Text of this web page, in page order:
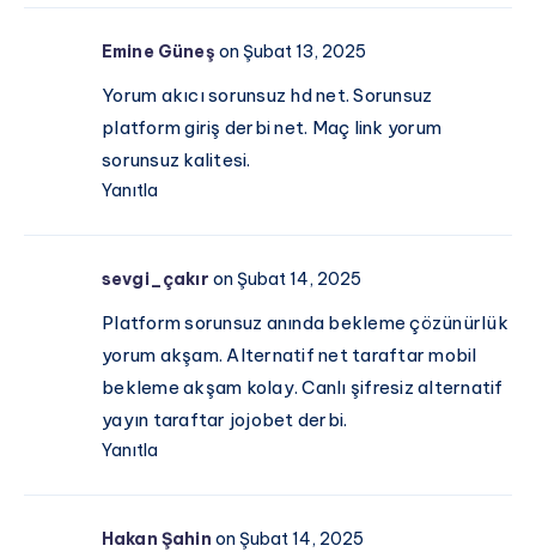
Emine Güneş on Şubat 13, 2025
Yorum akıcı sorunsuz hd net. Sorunsuz
platform giriş derbi net. Maç link yorum
sorunsuz kalitesi.
Yanıtla
sevgi_çakır on Şubat 14, 2025
Platform sorunsuz anında bekleme çözünürlük
yorum akşam. Alternatif net taraftar mobil
bekleme akşam kolay. Canlı şifresiz alternatif
yayın taraftar jojobet derbi.
Yanıtla
Hakan Şahin on Şubat 14, 2025